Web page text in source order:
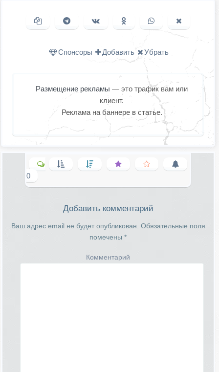
Копировать ссылкуПоделиться в Telegram
Поделиться ВКонтакте
Поделиться в
Одноклассниках
Поделиться в
WhatsAppв X
Спонсоры Добавить Убрать
Размещение рекламы — это трафик вам или
клиент.
Реклама на баннере в статье.
0
Добавить комментарий
Ваш адрес email не будет опубликован. Обязательные поля
помечены *
Комментарий